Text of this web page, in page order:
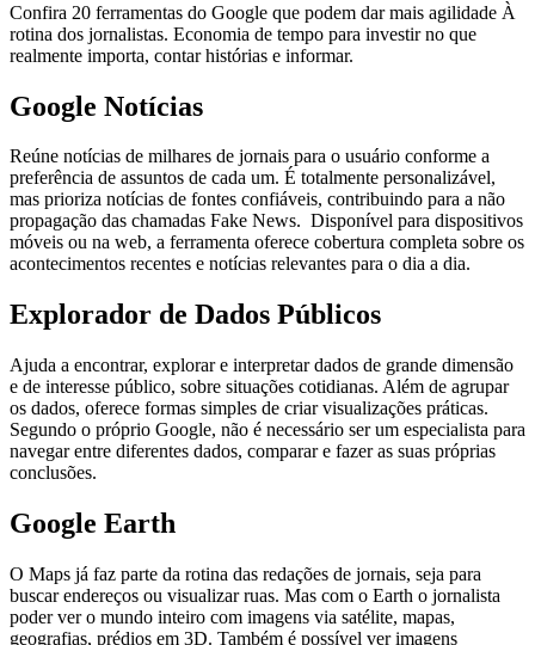
Confira 20 ferramentas do Google que podem dar mais agilidade À
rotina dos jornalistas. Economia de tempo para investir no que
realmente importa, contar histórias e informar.
Google Notícias
Reúne notícias de milhares de jornais para o usuário conforme a
preferência de assuntos de cada um. É totalmente personalizável,
mas prioriza notícias de fontes confiáveis, contribuindo para a não
propagação das chamadas Fake News. Disponível para dispositivos
móveis ou na web, a ferramenta oferece cobertura completa sobre os
acontecimentos recentes e notícias relevantes para o dia a dia.
Explorador de Dados Públicos
Ajuda a encontrar, explorar e interpretar dados de grande dimensão
e de interesse público, sobre situações cotidianas. Além de agrupar
os dados, oferece formas simples de criar visualizações práticas.
Segundo o próprio Google, não é necessário ser um especialista para
navegar entre diferentes dados, comparar e fazer as suas próprias
conclusões.
Google Earth
O Maps já faz parte da rotina das redações de jornais, seja para
buscar endereços ou visualizar ruas. Mas com o Earth o jornalista
poder ver o mundo inteiro com imagens via satélite, mapas,
geografias, prédios em 3D. Também é possível ver imagens